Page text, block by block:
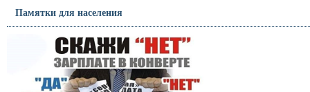
Памятки для населения